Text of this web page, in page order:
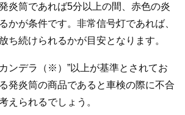
炎筒であれば5分以上の間、赤色の炎
かが条件です。非常信号灯であれば、
ち続けられるかが目安となります。
ンデラ（※）”以上が基準とされてお
発炎筒の商品であると車検の際に不合
えられるでしょう。